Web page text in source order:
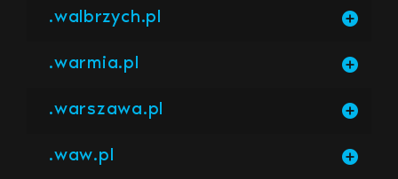
.walbrzych.pl
.warmia.pl
.warszawa.pl
.waw.pl